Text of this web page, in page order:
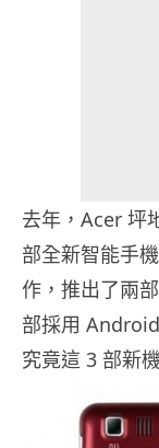
去年，Acer 坪
部全新智能手
作，推出了兩
部採用
究竟這 3 部新